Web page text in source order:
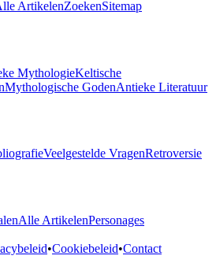
ArtikelenZoekenSitemap
MythologieKeltische
Mythologische GodenAntieke Literatuur
Veelgestelde VragenRetroversie
Alle ArtikelenPersonages
•Cookiebeleid•Contact